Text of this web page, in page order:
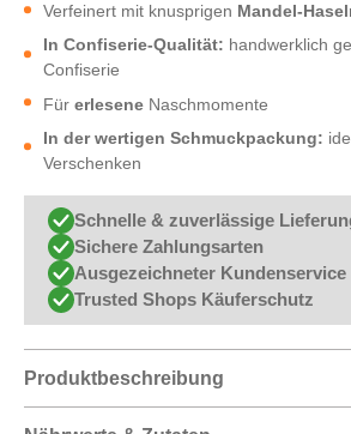
Verfeinert mit knusprigen Mandel-
In Confiserie-Qualität: handwerklich
Confiserie
Für erlesene Naschmomente
In der wertigen Schmuckpackung:
Verschenken
Schnelle & zuverlässige
Sichere Zahlungsarten
Ausgezeichneter Kundenservice
Trusted Shops Käuferschutz
Produktbeschreibung